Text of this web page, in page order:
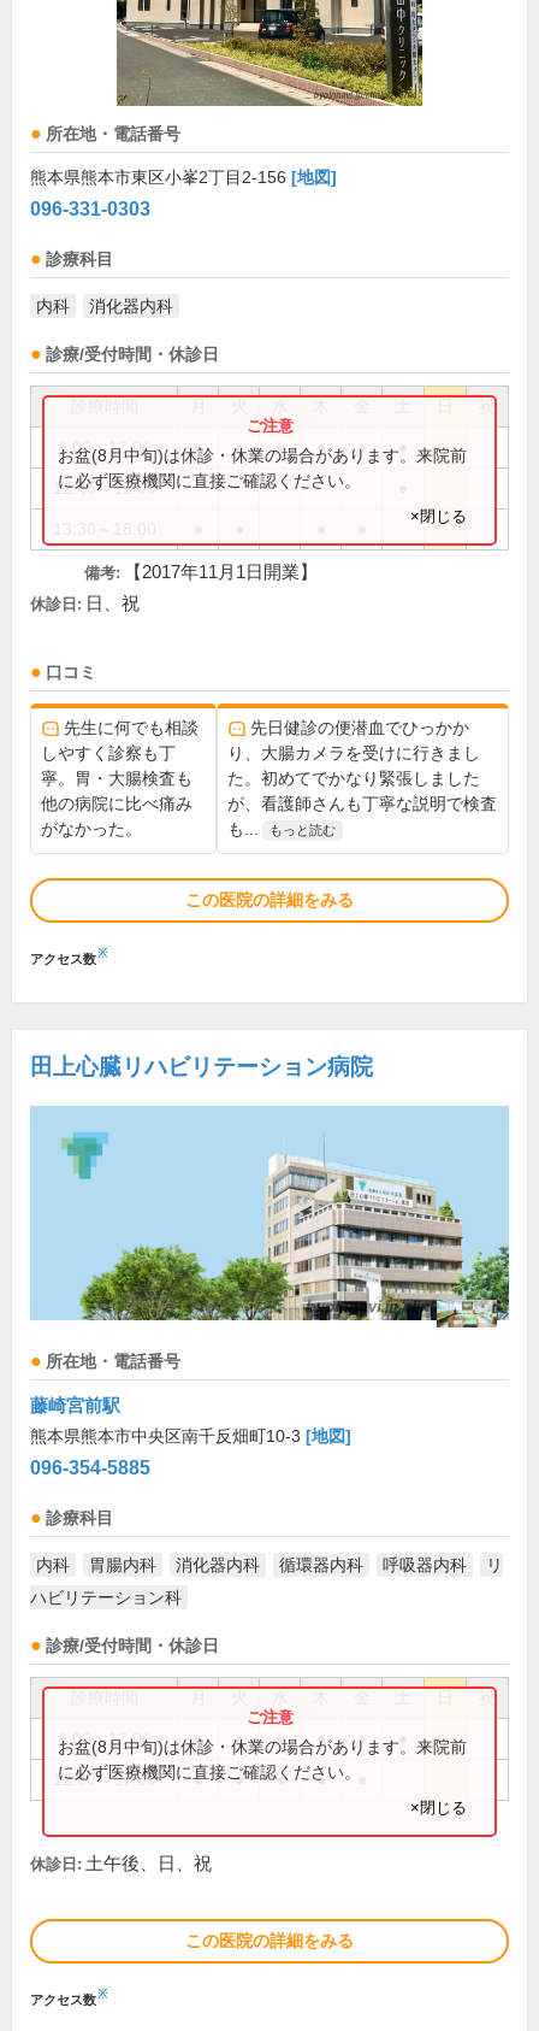
所在地・電話番号
熊本県熊本市東区小峯2丁目2-156 [地図]
096-331-0303
診療科目
内科 消化器内科
診療/受付時間・休診日
祝
9:00～12:00 ● ● ● ● ●
12:45～15:00
お盆(8月中旬)は休診・休業の場合があります。来院前
に必ず医療機関に直接ご確認ください。
×閉じる
備考: 【2017年11月1日開業】
休診日: 日、祝
口コミ
先生に何でも相談
しやすく診察も丁
寧。胃・大腸検査も
他の病院に比べ痛み
がなかった。
先日健診の便潜血でひっかか
り、大腸カメラを受けに行きまし
た。初めてでかなり緊張しました
が、看護師さんも丁寧な説明で検査
も...
もっと読む
この医院の詳細をみる
アクセス数※
田上心臓リハビリテーション病院
所在地・電話番号
藤崎宮前駅
熊本県熊本市中央区南千反畑町10-3 [地図]
096-354-5885
診療科目
内科 胃腸内科 消化器内科 循環器内科 呼吸器内科
リ
ハビリテーション科
診療/受付時間・休診日
祝
9:00～12:00 ● ● ● ● ●
12:30～17:30 ● ● ● ●
お盆(8月中旬)は休診・休業の場合があります。来院前
に必ず医療機関に直接ご確認ください。
×閉じる
休診日: 土午後、日、祝
この医院の詳細をみる
アクセス数※